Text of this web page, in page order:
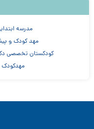
مدرسه
مهد کودک و
کودکستان تخصصی
مهدکودک
موسسه